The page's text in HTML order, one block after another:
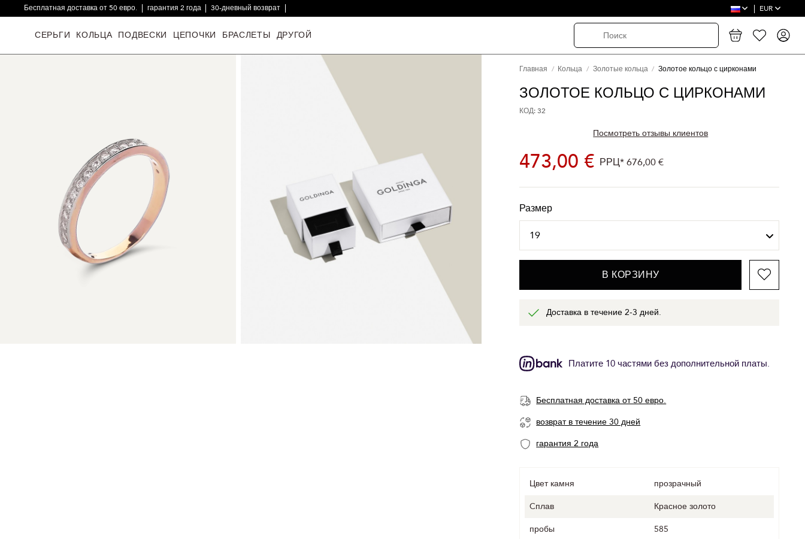
Бесплатная доставка от 50 евро. гарантия 2 года
30-дневный возврат
EUR
СЕРЬГИ КОЛЬЦА ПОДВЕСКИ ЦЕПОЧКИ БРАСЛЕТЫ ДРУГОЙ
Главная Кольца Золотые кольца Золотое кольцо с цирконами
ЗОЛОТОЕ КОЛЬЦО С ЦИРКОНАМИ
КОД: 32
Посмотреть отзывы клиентов
473,00 € РРЦ*676,00 €
Размер
В КОРЗИНУ
Доставка в течение 2-3 дней.
Платите 10 частями без дополнительной платы.
Бесплатная доставка от 50 евро.
возврат в течение 30 дней
гарантия 2 года
Цвет камня
прозрачный
Cплав
Красное золото
пробы
585